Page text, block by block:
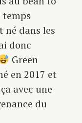
né dans les
donc
Green
en 2017 et
avec une
du